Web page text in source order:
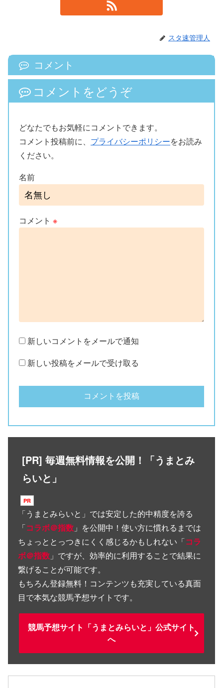
スタ速管理人
コメント
コメントをどうぞ
どなたでもお気軽にコメントできます。
コメント投稿前に、 プライバシーポリシーをお読み
ください。
名前
コメント ※
新しいコメントをメールで通知
新しい投稿をメールで受け取る
[PR] 毎週無料情報を公開！「うまとみ
らいと」
「うまとみらいと 」では安定した的中精度を誇る
「コラボ＠指数 」を公開中！使い方に慣れるまでは
ちょっととっつきにくく感じるかもしれない「コラ
ボ＠指数 」ですが、効率的に利用することで結果に
繋げることが可能です。
もちろん登録無料！コンテンツも充実している真面
目で本気な競馬予想サイトです。
競馬予想サイト「うまとみらいと」公式サイト
へ